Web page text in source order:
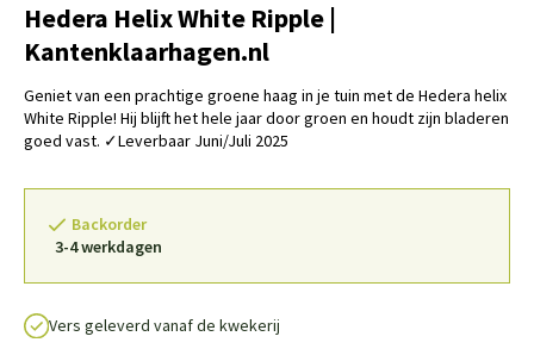
Hedera Helix White Ripple |
Kantenklaarhagen.nl
Geniet van een prachtige groene haag in je tuin met de Hedera helix
White Ripple! Hij blijft het hele jaar door groen en houdt zijn bladeren
goed vast. ✓Leverbaar Juni/Juli 2025
Backorder
3-4 werkdagen
Vers geleverd vanaf de kwekerij